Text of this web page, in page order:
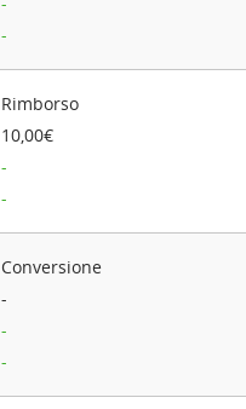
-
Rimborso
10,00€
-
-
Conversione
-
-
-